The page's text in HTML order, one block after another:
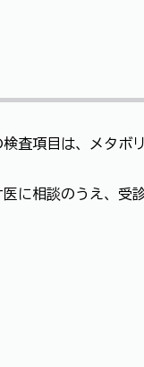
査項目は、メタボ
に相談のうえ、受